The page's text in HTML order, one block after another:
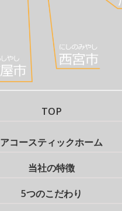
TOP
アコースティックホーム
当社の特徴
5つのこだわり